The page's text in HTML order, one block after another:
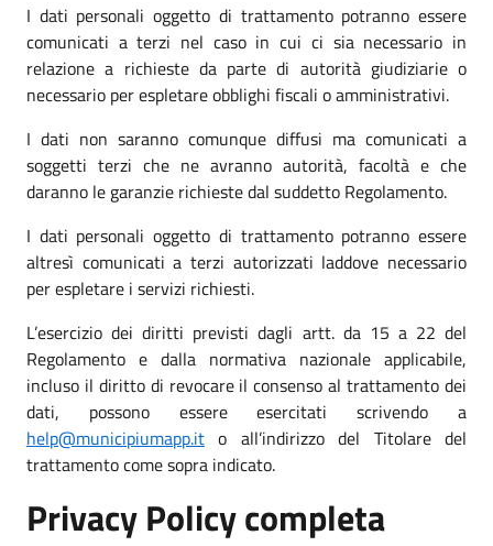
I dati personali oggetto di trattamento potranno essere
comunicati a terzi nel caso in cui ci sia necessario in
relazione a richieste da parte di autorità giudiziarie o
necessario per espletare obblighi fiscali o amministrativi.
I dati non saranno comunque diffusi ma comunicati a
soggetti terzi che ne avranno autorità, facoltà e che
daranno le garanzie richieste dal suddetto Regolamento.
I dati personali oggetto di trattamento potranno essere
altresì comunicati a terzi autorizzati laddove necessario
per espletare i servizi richiesti.
L’esercizio dei diritti previsti dagli artt. da 15 a 22 del
Regolamento e dalla normativa nazionale applicabile,
incluso il diritto di revocare il consenso al trattamento dei
dati, possono essere esercitati scrivendo a
help@municipiumapp.it o all’indirizzo del Titolare del
trattamento come sopra indicato.
Privacy Policy completa